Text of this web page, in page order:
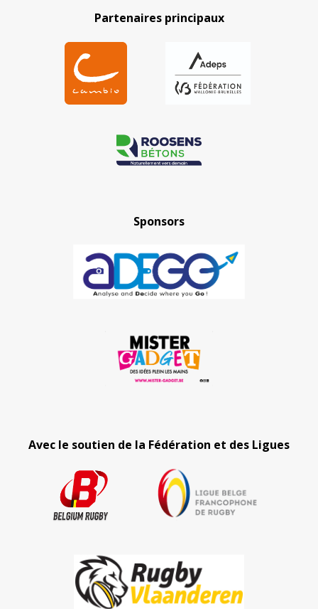
Partenaires principaux
Sponsors
Avec le soutien de la Fédération et des Ligues